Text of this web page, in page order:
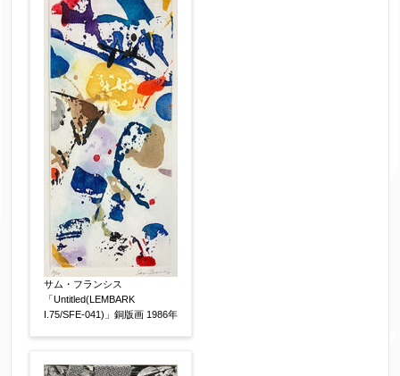
その他
絵の画面サイズ 【任意】
体裁 【任意】
額装
軸装
その他
サイン等の有無 【任意】
サイン有(自筆)
鑑定証書付
サム・フランシス
「Untitled(LEMBARK
I.75/SFE-041)」銅版画 1986年